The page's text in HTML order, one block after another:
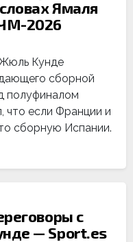
Ямаля
2026
Кунде
сборной
полуфиналом
что если Франции и
сборную Испании.
с
— Sport.es